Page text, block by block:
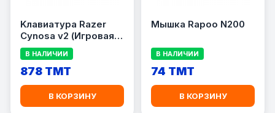
Kлавиатура Razer
Cynosa v2 (Игровая
мембранная
клавиатура с
подсветкой Chroma)
В НАЛИЧИИ
878 TMT
В КОРЗИНУ
Мышка Rapoo N200
В НАЛИЧИИ
74 TMT
В КОРЗИНУ